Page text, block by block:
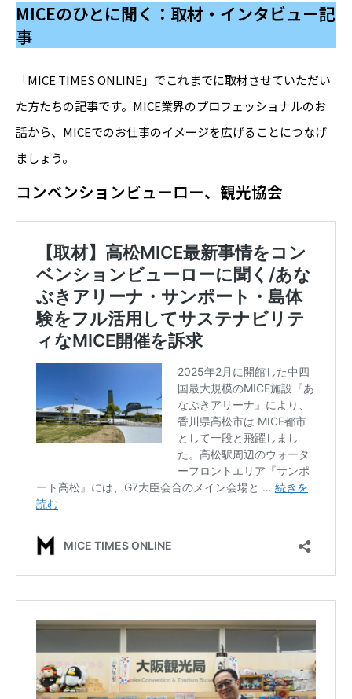
MICEのひとに聞く：取材・インタビュー記
事
「MICE TIMES ONLINE」でこれまでに取材させていただい
た方たちの記事です。MICE業界のプロフェッショナルのお
話から、MICEでのお仕事のイメージを広げることにつなげ
ましょう。
コンベンションビューロー、観光協会